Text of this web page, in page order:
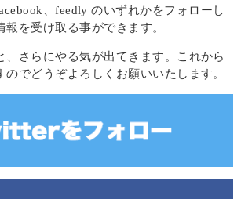
、feedly のいずれかをフォローし
を受け取る事ができます。
、さらにやる気が出てきます。これから
のでどうぞよろしくお願いいたします。